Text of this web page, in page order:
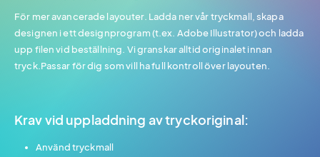
För mer avancerade layouter. Ladda ner vår tryckmall, skapa
designen i ett designprogram (t.ex. Adobe Illustrator) och ladda
upp filen vid beställning. Vi granskar alltid originalet innan
tryck.Passar för dig som vill ha full kontroll över layouten.
Krav vid uppladdning av tryckoriginal:
Använd tryckmall